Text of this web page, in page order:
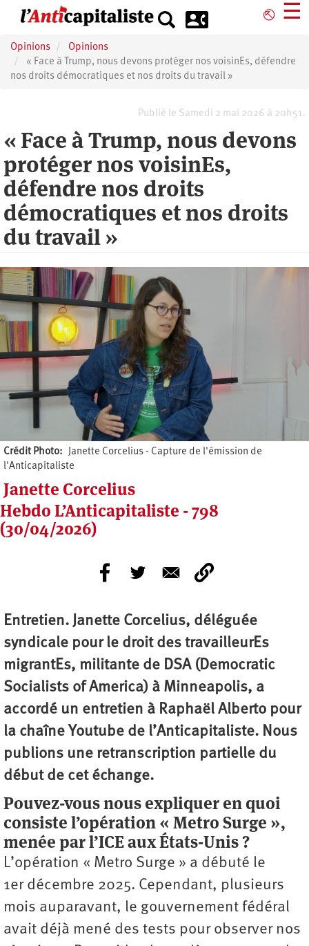
principal
⎋ ☰
Opinions
Opinions
« Face à Trump, nous devons protéger nos voisinEs, défendre
nos droits démocratiques et nos droits du travail »
Publié le Samedi 2 mai 2026 à 20h51.
« Face à Trump, nous devons
protéger nos voisinEs,
défendre nos droits
démocratiques et nos droits
du travail »
Crédit Photo
Janette Corcelius - Capture de l'émission de
l'Anticapitaliste
Janette Corcelius
Hebdo L’Anticapitaliste - 798
(30/04/2026)
Entretien. Janette Corcelius, déléguée
syndicale pour le droit des travailleurEs
migrantEs, militante de DSA (Democratic
Socialists of America) à Minneapolis, a
accordé un entretien à Raphaël Alberto pour
la chaîne Youtube de l’Anticapitaliste. Nous
publions une retranscription partielle du
début de cet échange.
Pouvez-vous nous expliquer en quoi
consiste l’opération « Metro Surge »,
menée par l’ICE aux États-Unis ?
L’opération « Metro Surge » a débuté le
1er décembre 2025. Cependant, plusieurs
mois auparavant, le gouvernement fédéral
avait déjà mené des tests pour observer nos